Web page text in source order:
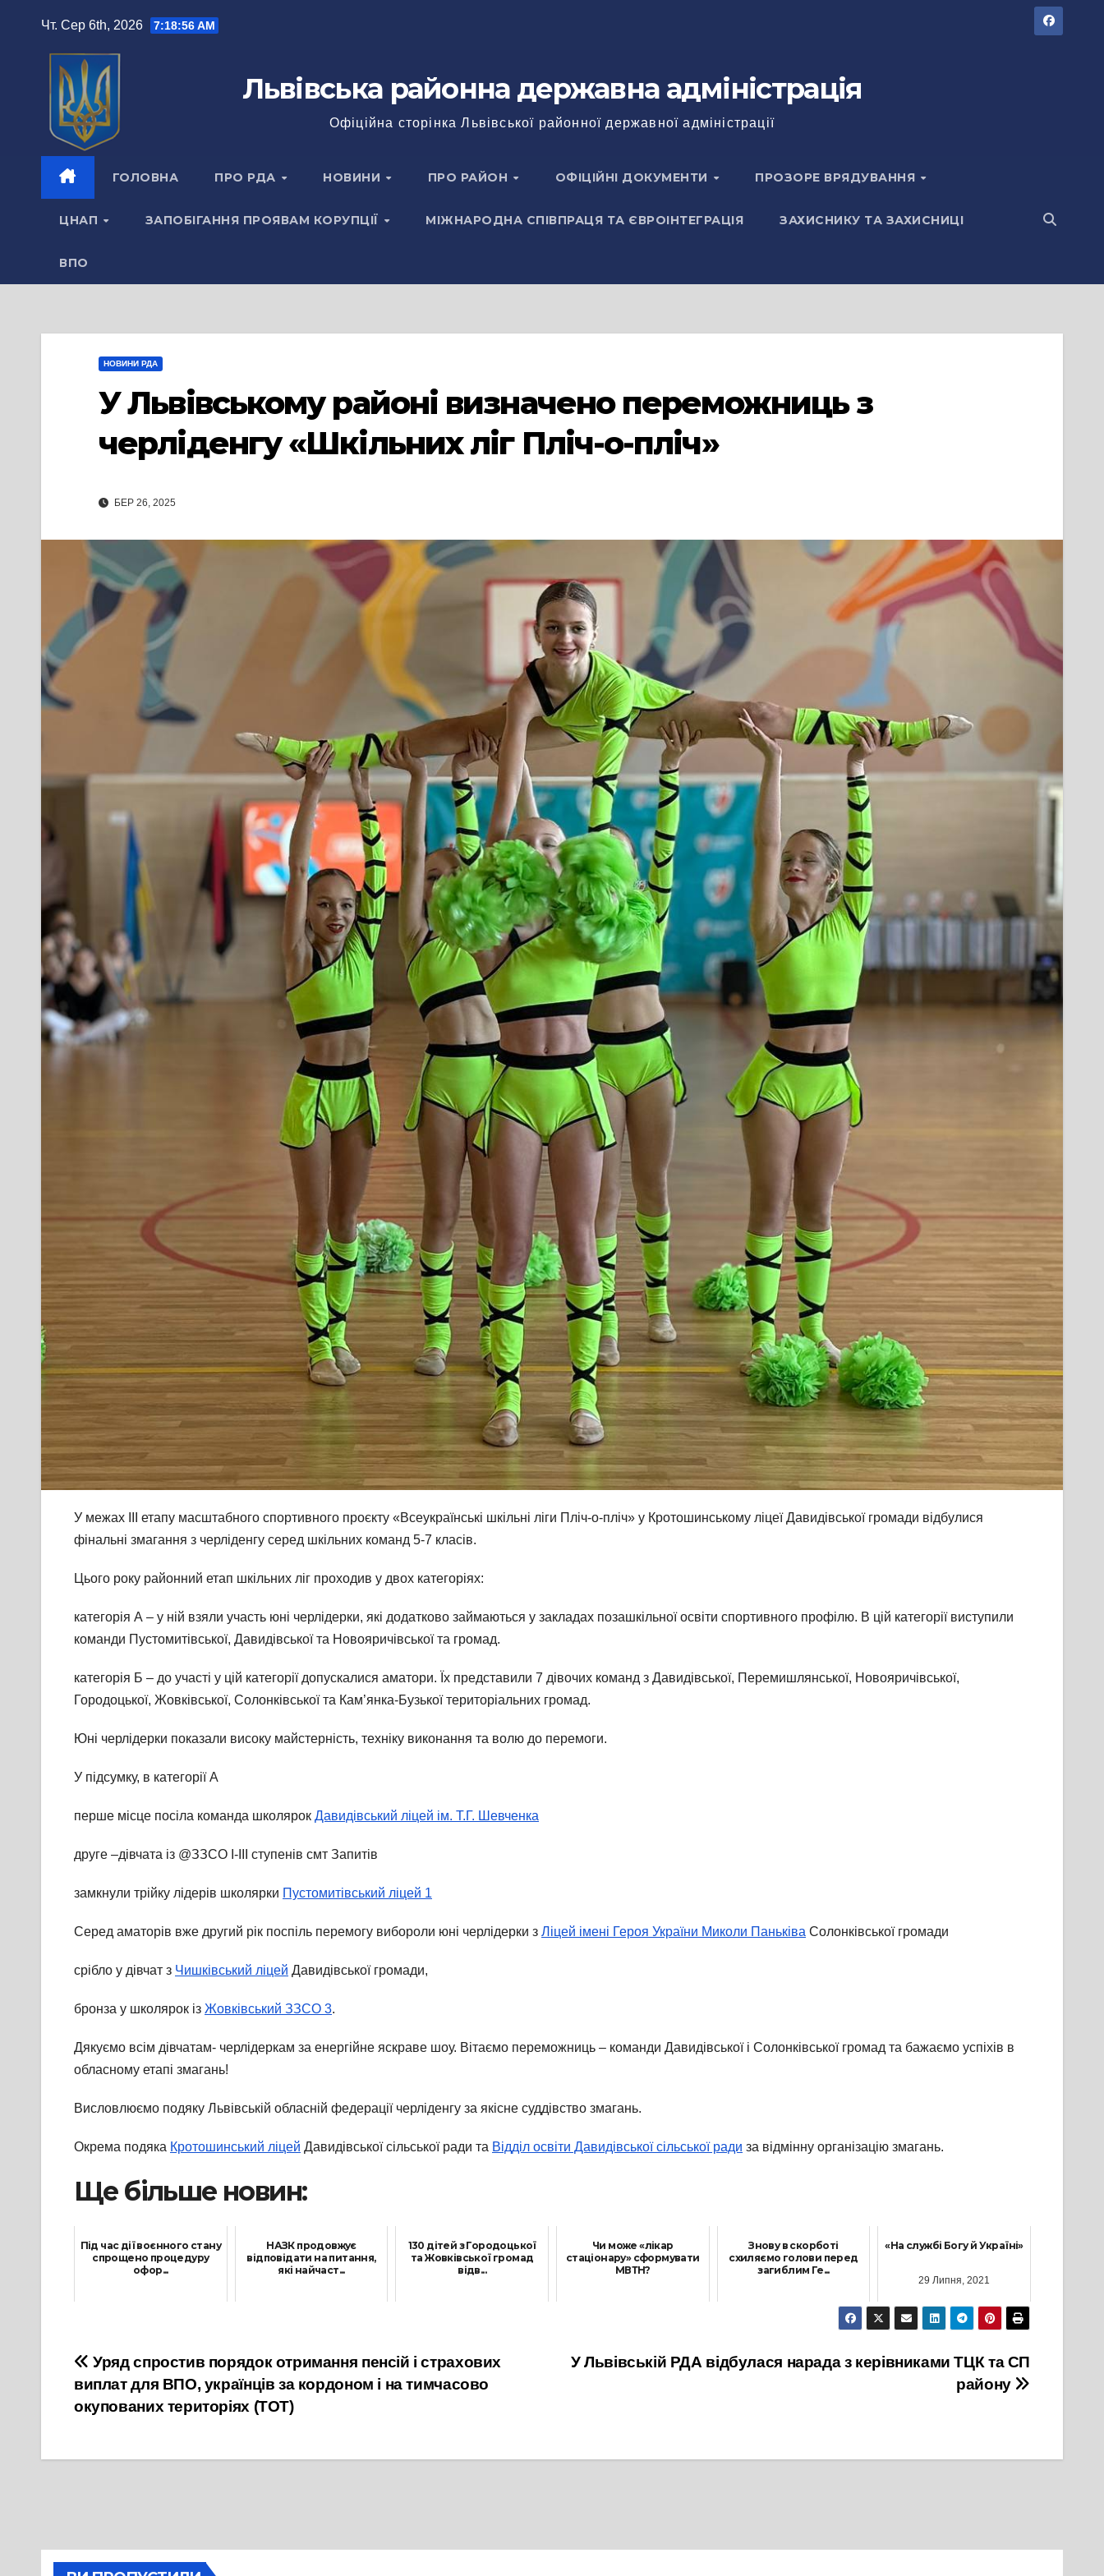
Чт. Сер 6th, 2026 7:18:57 AM
Львівська районна державна адміністрація
Офіційна сторінка Львівської районної державної адміністрації
ГОЛОВНА ПРО РДА НОВИНИ ПРО РАЙОН ОФІЦІЙНІ ДОКУМЕНТИ ПРОЗОРЕ ВРЯДУВАННЯ
ЦНАП ЗАПОБІГАННЯ ПРОЯВАМ КОРУПЦІЇ МІЖНАРОДНА СПІВПРАЦЯ ТА ЄВРОІНТЕГРАЦІЯ ЗАХИСНИКУ ТА ЗАХИСНИЦІ
ВПО
НОВИНИ РДА
У Львівському районі визначено переможниць з
черліденгу «Шкільних ліг Пліч-о-пліч»
БЕР 26, 2025
У межах ІІІ етапу масштабного спортивного проєкту «Всеукраїнські шкільні ліги Пліч-о-пліч» у Кротошинському ліцеї Давидівської громади відбулися
фінальні змагання з черліденгу серед шкільних команд 5-7 класів.
Цього року районний етап шкільних ліг проходив у двох категоріях:
категорія А – у ній взяли участь юні черлідерки, які додатково займаються у закладах позашкільної освіти спортивного профілю. В цій категорії виступили
команди Пустомитівської, Давидівської та Новояричівської та громад.
категорія Б – до участі у цій категорії допускалися аматори. Їх представили 7 дівочих команд з Давидівської, Перемишлянської, Новояричівської,
Городоцької, Жовківської, Солонківської та Кам’янка-Бузької територіальних громад.
Юні черлідерки показали високу майстерність, техніку виконання та волю до перемоги.
У підсумку, в категорії А
перше місце посіла команда школярок Давидівський ліцей ім. Т.Г. Шевченка
друге –дівчата із @ЗЗСО І-ІІІ ступенів смт Запитів
замкнули трійку лідерів школярки Пустомитівський ліцей 1
Серед аматорів вже другий рік поспіль перемогу вибороли юні черлідерки з Ліцей імені Героя України Миколи Паньківа Солонківської громади
срібло у дівчат з Чишківський ліцей Давидівської громади,
бронза у школярок із Жовківський ЗЗСО 3.
Дякуємо всім дівчатам- черлідеркам за енергійне яскраве шоу. Вітаємо переможниць – команди Давидівської і Солонківської громад та бажаємо успіхів в
обласному етапі змагань!
Висловлюємо подяку Львівській обласній федерації черліденгу за якісне суддівство змагань.
Окрема подяка Кротошинський ліцей Давидівської сільської ради та Відділ освіти Давидівської сільської ради за відмінну організацію змагань.
Ще більше новин:
Під час дії воєнного стану
спрощено процедуру
офор...
НАЗК продовжує
відповідати на питання,
які найчаст...
130 дітей з Городоцької
та Жовківської громад
відв...
Чи може «лікар
стаціонару» сформувати
МВТН?
Знову в скорботі
схиляємо голови перед
загиблим Ге...
«На службі Богу й Україні»
29 Липня, 2021
Навігація
записів
У Львівській РДА відбулася нарада з керівниками ТЦК та СП
району
Уряд спростив порядок отримання пенсій і страхових
виплат для ВПО, українців за кордоном і на тимчасово
окупованих територіях (ТОТ)